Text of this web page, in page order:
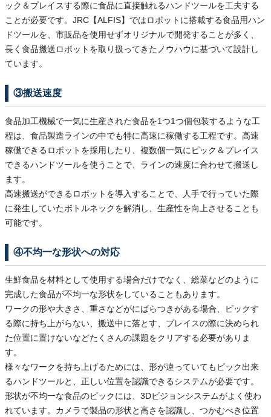
ック＆プレイスする際に食品に直接触れるハンドツールを工夫する
ことが必要です。JRC【ALFIS】ではロボットに搭載する食品用ハン
ドツールを、市販品を使用せずオリジナルで開発することが多く、
長く食品搬送ロボットを取り扱ってきたノウハウに基づいて設計し
ています。
③搬送速度
食品加工機械で一気に生産された食品を1つ1つ個包装するような工
程は、食品製造ラインの中でも特に高速に稼働する工程です。高速
稼働できるロボットを採用したり、複数個一気にピック＆プレイス
できるハンドツールを使うことで、ラインの速度に合わせて搬送し
ます。
高速搬送ができるロボットを導入することで、人手で行っていた際
に発生していたボトルネックを解消し、生産性を向上させることも
可能です。
④不均一な形状への対応
生鮮食品を材料として使用する場合だけでなく、総菜などのように
完成した食品が不均一な形状をしていることもあります。
ワークの形や大きさ、重さなどがにばらつきがある場合、ピックす
る際に持ち上がらない、搬送中に落とす、プレイスの際に決められ
た位置に置けないなどたくさんの課題をクリアする必要がありま
す。
様々なワークを持ち上げるためには、形が違っていてもピック出来
るハンドツールと、正しい位置を認識できるシステムが必要です。
形状が不均一な食品のピックには、3Dビジョンシステムがよく使わ
れています。カメラで製品の形状と高さを認識し、つかむべき位置